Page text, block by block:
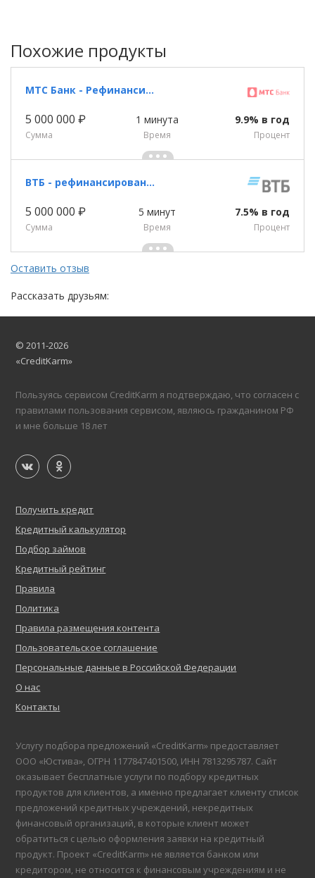
Похожие продукты
МТС Банк - Рефинансирование
5 000 000 ₽
Сумма
1 минута
Время
9.9% в год
Процент
ВТБ - рефинансирование
5 000 000 ₽
Сумма
5 минут
Время
7.5% в год
Процент
Оставить отзыв
Рассказать друзьям:
© 2011-2026
«CreditKarm»
Пользуясь сервисом CreditKarm я подтверждаю, что согласен с
правилами пользования сервисом, являюсь гражданином РФ
и мне больше 18 лет
Получить кредит
Кредитный калькулятор
Подбор займов
Кредитный рейтинг
Правила
Политика
Правила размещения контента
Пользовательское соглашение
Персональные данные в Российской Федерации
О нас
Контакты
Услугу подбора предложений «CreditKarm» предоставляет
ООО «Юстива», ОГРН 1177847401500, ИНН 7813295787. Сайт
оказывает бесплатные услуги по подбору кредитных
продуктов для клиентов, а именно предлагает клиенту список
предложений кредитных учреждений, некредитных
финансовый организаций, в которые клиент может
обратиться с целью оформления заявки на кредитный
продукт. Проект «CreditKarm» не является банком или
кредитором, не относится к финансовым учреждениям и не